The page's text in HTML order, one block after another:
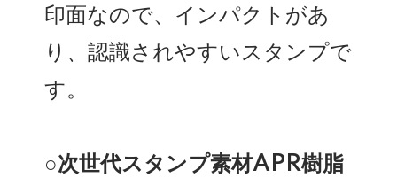
印面なので、インパクトがあ
り、認識されやすいスタンプで
す。
○次世代スタンプ素材APR樹脂